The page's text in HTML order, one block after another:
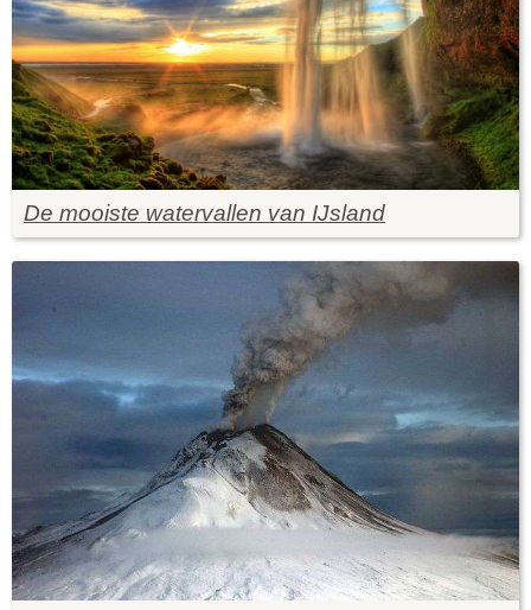
De mooiste watervallen van IJsland